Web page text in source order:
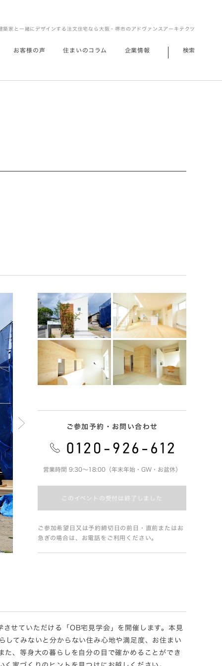
築家と一緒にデザインする注文住宅なら大阪・堺市のアドヴァンスアーキテクツ
お客様の声 住まいのコラム 企業情報 検索
ご参加予約・お問い合わせ
営業時間 9:30～18:00（年末年始・GW・お盆休）
このイベントの受付は終了しました
ご参加希望日又は予約締切日の前日・直前またはお
急ぎの場合は、お電話をご利用ください。
せていただける「OB宅見学会」を開催します。本見
してみないと分からない住み心地や満足度、お住まい
、等身大の暮らしを自分の目で確かめることができ